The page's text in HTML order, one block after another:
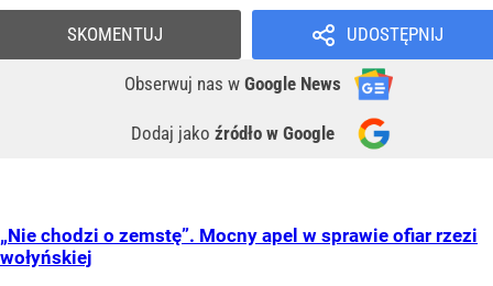
UDOSTĘPNIJ
Obserwuj nas w Google News
Dodaj jako źródło w Google
SKOMENTUJ
„Nie chodzi o zemstę”. Mocny apel w sprawie ofiar rzezi
wołyńskiej